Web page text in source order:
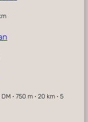
⋅ 750 m ⋅ 20 km ⋅ 5